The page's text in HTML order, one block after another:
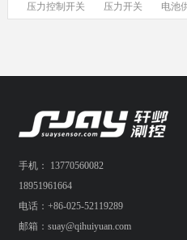
压力控制开关 压力开关 电池
手机： 13770560082
18951961664
电话：+86-025-52119289
邮箱：suay@qihuiyuan.com